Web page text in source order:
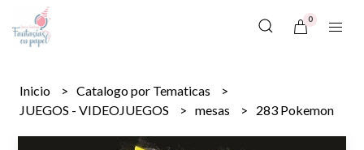
0
Inicio
Catalogo por Tematicas
JUEGOS - VIDEOJUEGOS
mesas 283 Pokemon